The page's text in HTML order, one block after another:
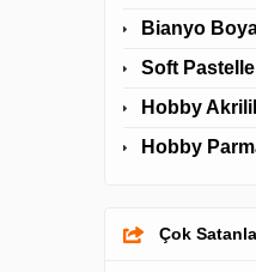
Bianyo
Soft
Hobby
Hobby
Çok